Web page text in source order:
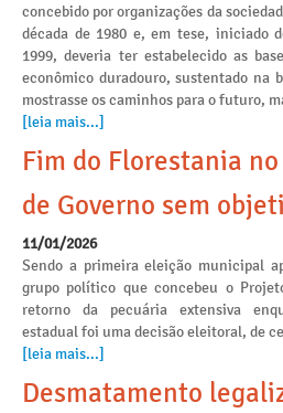
concebido por organizações da
década de 1980 e, em tese, iniciado
1999, deveria ter estabelecido as
econômico duradouro, sustentado na
mostrasse os caminhos para o futuro,
[leia mais...]
Fim do Florestania
de Governo sem
11/01/2026
Sendo a primeira eleição municipal
grupo político que concebeu o
retorno da pecuária extensiva
estadual foi uma decisão eleitoral, de
[leia mais...]
Desmatamento